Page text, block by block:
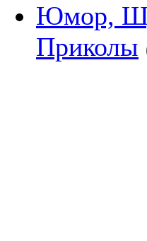
Юмор,
Приколы